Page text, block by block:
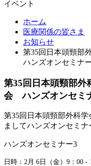
イベント
ホーム
医療関係の皆さま
お知らせ
第35回日本頭頸部
ハンズオンセミナ
第35回日本頭頸部外
会 ハンズオンセミ
第35回日本頭頸部外科
ましてハンズオンセミナ
ハンズオンセミナー3
日時：2月 6日（金）9：00 -